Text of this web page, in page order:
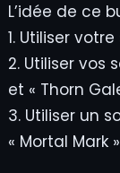
L’idée de ce
1. Utiliser
2. Utiliser vos
et « Thorn
3. Utiliser un
« Mortal Mark »